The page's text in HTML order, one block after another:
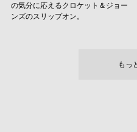
の気分に応えるクロケット＆ジョー
ンズのスリップオン。
もっ